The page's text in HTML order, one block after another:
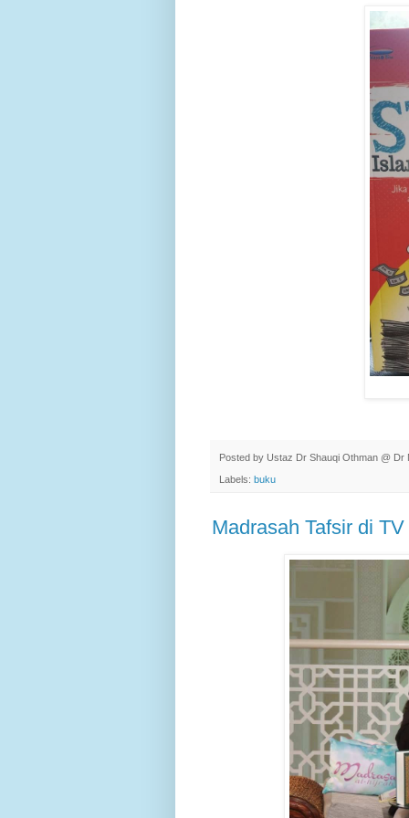
Posted by Ustaz Dr Shauqi Othman @ Dr
Labels: buku
Madrasah Tafsir di